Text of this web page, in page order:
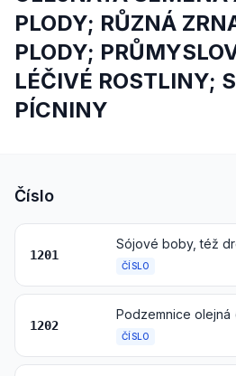
PLODY; RŮZNÁ
PLODY;
LÉČIVÉ ROSTLINY;
PÍCNINY
Číslo
1201
Sójové boby, též
ČÍSLO
1202
ČÍSLO